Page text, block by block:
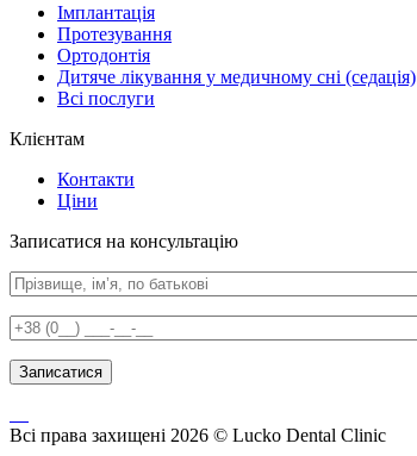
Імплантація
Протезування
Ортодонтія
Дитяче лікування у медичному сні (седація)
Всі послуги
Клієнтам
Контакти
Ціни
Записатися на консультацію
Всі права захищені 2026 © Lucko Dental Clinic